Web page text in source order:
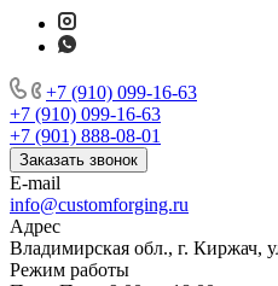
+7 (910) 099-16-63
+7 (910) 099-16-63
+7 (901) 888-08-01
Заказать звонок
E-mail
info@customforging.ru
Адрес
Владимирская обл., г. Киржач,
Режим работы